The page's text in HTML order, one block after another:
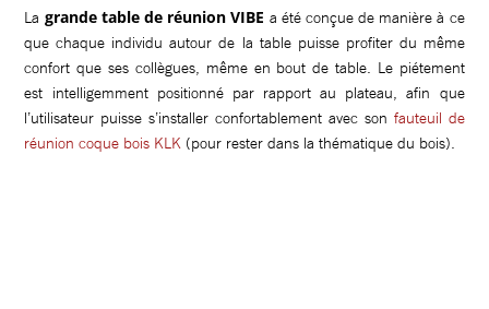
La grande table de réunion VIBE a été conçue de manière à ce
que chaque individu autour de la table puisse profiter du même
confort que ses collègues, même en bout de table. Le piétement
est intelligemment positionné par rapport au plateau, afin que
l’utilisateur puisse s’installer confortablement avec son fauteuil de
réunion coque bois KLK (pour rester dans la thématique du bois).